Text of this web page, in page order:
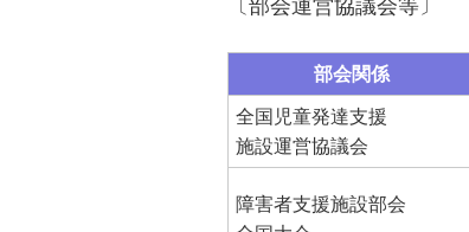
〔部会運営協議会等〕
部会関係
全国児童発達支援
施設運営協議会
障害者支援施設部会